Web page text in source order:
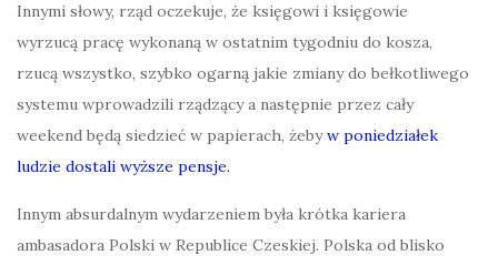
Innymi słowy, rząd oczekuje, że księgowi i księgowie
wyrzucą pracę wykonaną w ostatnim tygodniu do kosza,
rzucą wszystko, szybko ogarną jakie zmiany do bełkotliwego
systemu wprowadzili rządzący a następnie przez cały
weekend będą siedzieć w papierach, żebyw poniedziałek
ludzie dostali wyższe pensje.
Innym absurdalnym wydarzeniem była krótka kariera
ambasadora Polski w Republice Czeskiej. Polska od blisko